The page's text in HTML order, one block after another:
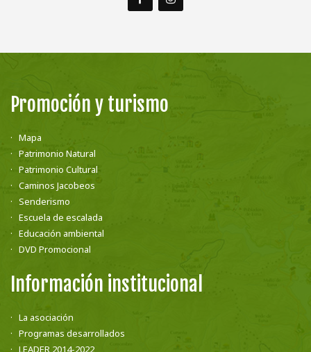
Promoción y turismo
Mapa
Patrimonio Natural
Patrimonio Cultural
Caminos Jacobeos
Senderismo
Escuela de escalada
Educación ambiental
DVD Promocional
Información institucional
La asociación
Programas desarrollados
LEADER 2014-2022